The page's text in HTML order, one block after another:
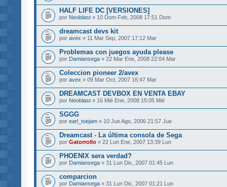
HALF LIFE DC [VERSIONES]
por Neoblast » 10 Dom Feb, 2008 17:51 Dom
dreamcast devs kit
por avex » 11 Mar Sep, 2007 17:12 Mar
Problemas con juegos ayuda please
por Damiansega » 22 Mar Ene, 2008 22:04 Mar
Coleccion pioneer 2/avex
por avex » 09 Mar Oct, 2007 16:47 Mar
DREAMCAST DEVBOX EN VENTA EBAY
por Neoblast » 16 Mié Ene, 2008 15:05 Mié
SGGG
por earl_toejam » 10 Jue Ago, 2006 21:57 Jue
Dreamcast - La última consola de Sega
por Gatorrollo » 22 Lun Ene, 2007 13:39 Lun
PHOENIX sera verdad?
por Damiansega » 31 Lun Dic, 2007 01:45 Lun
comparcion
por Damiansega » 31 Lun Dic, 2007 01:21 Lun